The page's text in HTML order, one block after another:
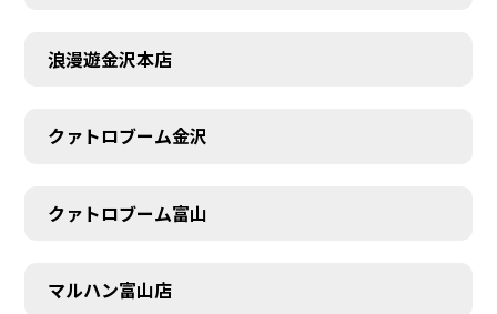
浪漫遊金沢本店
クァトロブーム金沢
クァトロブーム富山
マルハン富山店